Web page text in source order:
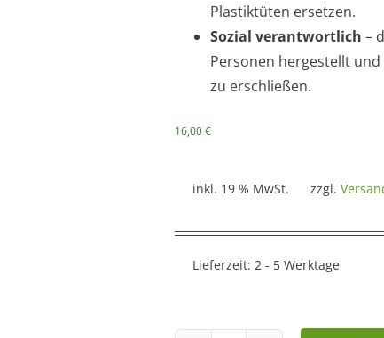
Plastiktüten ersetzen.
Sozial verantwortlich –
Personen hergestellt
zu erschließen.
16,00€
inkl. 19 % MwSt. zzgl.
Lieferzeit: 2 - 5 Werktage